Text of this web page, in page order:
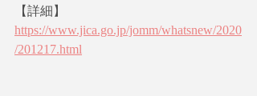
【詳細】
https://www.jica.go.jp/jomm/whatsnew/2020
/201217.html